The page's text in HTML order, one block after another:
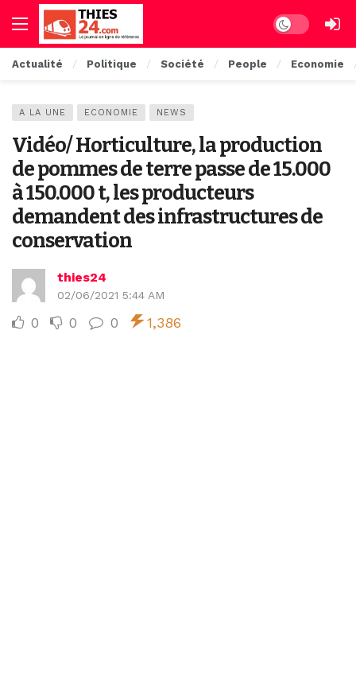
Dark mode
Actualité Politique Société People Economie
A LA UNE ECONOMIE NEWS
Vidéo/ Horticulture, la production
de pommes de terre passe de 15.000
à 150.000 t, les producteurs
demandent des infrastructures de
conservation
thies24
02/06/2021 5:44 AM
0 0 0 1,386